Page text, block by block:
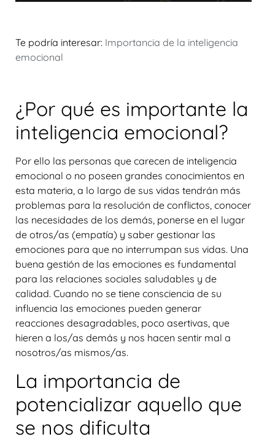
Te podría interesar: Importancia de la inteligencia
emocional
¿Por qué es importante la
inteligencia emocional?
Por ello las personas que carecen de inteligencia
emocional o no poseen grandes conocimientos en
esta materia, a lo largo de sus vidas tendrán más
problemas para la resolución de conflictos, conocer
las necesidades de los demás, ponerse en el lugar
de otros/as (empatía) y saber gestionar las
emociones para que no interrumpan sus vidas. Una
buena gestión de las emociones es fundamental
para las relaciones sociales saludables y de
calidad. Cuando no se tiene consciencia de su
influencia las emociones pueden generar
reacciones desagradables, poco asertivas, que
hieren a los/as demás y nos hacen sentir mal a
nosotros/as mismos/as.
La importancia de
potencializar aquello que
se nos dificulta